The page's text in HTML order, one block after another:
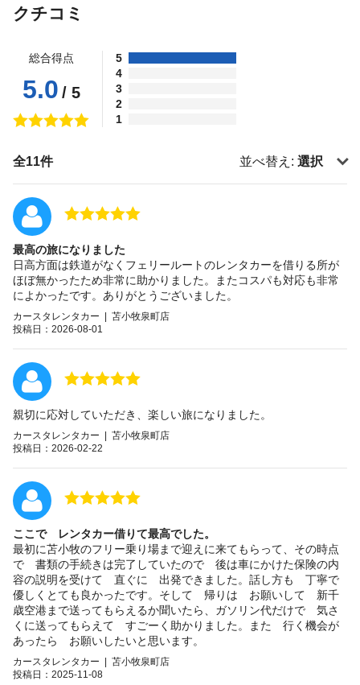
クチコミ
総合得点
5.0 / 5
5
4
3
2
1
全11件 並べ替え: 選択
最高の旅になりました
日高方面は鉄道がなくフェリールートのレンタカーを借りる所が
ほぼ無かったため非常に助かりました。またコスパも対応も非常
によかったです。ありがとうございました。
カースタレンタカー | 苫小牧泉町店
投稿日：2026-08-01
親切に応対していただき、楽しい旅になりました。
カースタレンタカー | 苫小牧泉町店
投稿日：2026-02-22
ここで レンタカー借りて最高でした。
最初に苫小牧のフリー乗り場まで迎えに来てもらって、その時点
で 書類の手続きは完了していたので 後は車にかけた保険の内
容の説明を受けて 直ぐに 出発できました。話し方も 丁寧で
優しくとても良かったです。そして 帰りは お願いして 新千
歳空港まで送ってもらえるか聞いたら、ガソリン代だけで 気さ
くに送ってもらえて すごーく助かりました。また 行く機会が
あったら お願いしたいと思います。
カースタレンタカー | 苫小牧泉町店
投稿日：2025-11-08